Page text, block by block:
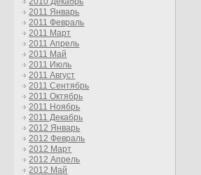
2011 Январь
2011 Февраль
2011 Март
2011 Апрель
2011 Май
2011 Июль
2011 Август
2011 Сентябрь
2011 Октябрь
2011 Ноябрь
2011 Декабрь
2012 Январь
2012 Февраль
2012 Март
2012 Апрель
2012 Май